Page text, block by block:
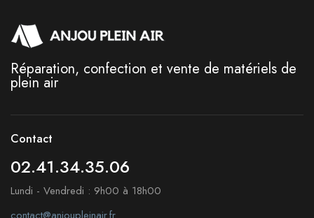
Réparation, confection et vente de matériels de
plein air
Contact
02.41.34.35.06
Lundi - Vendredi : 9h00 à 18h00